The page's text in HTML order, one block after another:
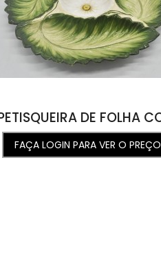
FAÇA LOGIN PARA VER O PREÇO